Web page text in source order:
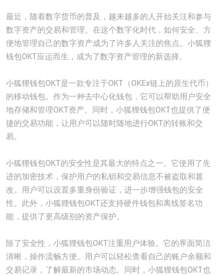
最近，随着数字货币的普及，越来越多的人开始关注和参与
数字资产的交易和管理。在这个数字化时代，如何安全、方
便地管理自己的数字资产成为了许多人关注的焦点。小狐狸
钱包OKT应运而生，成为了数字资产管理的新选择。
小狐狸钱包OKT是一款专注于OKT（OKEx链上的原生代币）
的移动钱包。作为一种去中心化钱包，它可以帮助用户安全
地存储和管理OKT资产。同时，小狐狸钱包OKT也提供了便
捷的交易功能，让用户可以随时随地进行OKT的转账和交
易。
小狐狸钱包OKT的安全性是其最大的特点之一。它使用了先
进的加密技术，保护用户的私钥和交易信息不被盗取和篡
改。用户可以设置多重身份验证，进一步增强钱包的安全
性。此外，小狐狸钱包OKT还支持硬件钱包和离线签名功
能，提供了更高级别的资产保护。
除了安全性，小狐狸钱包OKT注重用户体验。它的界面简洁
清晰，操作流畅方便。用户可以轻松查看自己的账户余额和
交易记录，了解最新的市场动态。同时，小狐狸钱包OKT也